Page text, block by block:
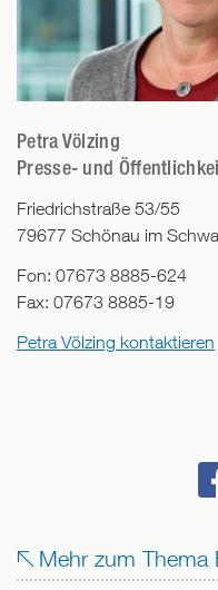
Petra Völzing
Presse- und
Friedrichstraße 53/55
79677 Schönau im
Fon: 07673 8885-624
Fax: 07673 8885-19
Petra Völzing kontaktieren
Mehr zum Thema